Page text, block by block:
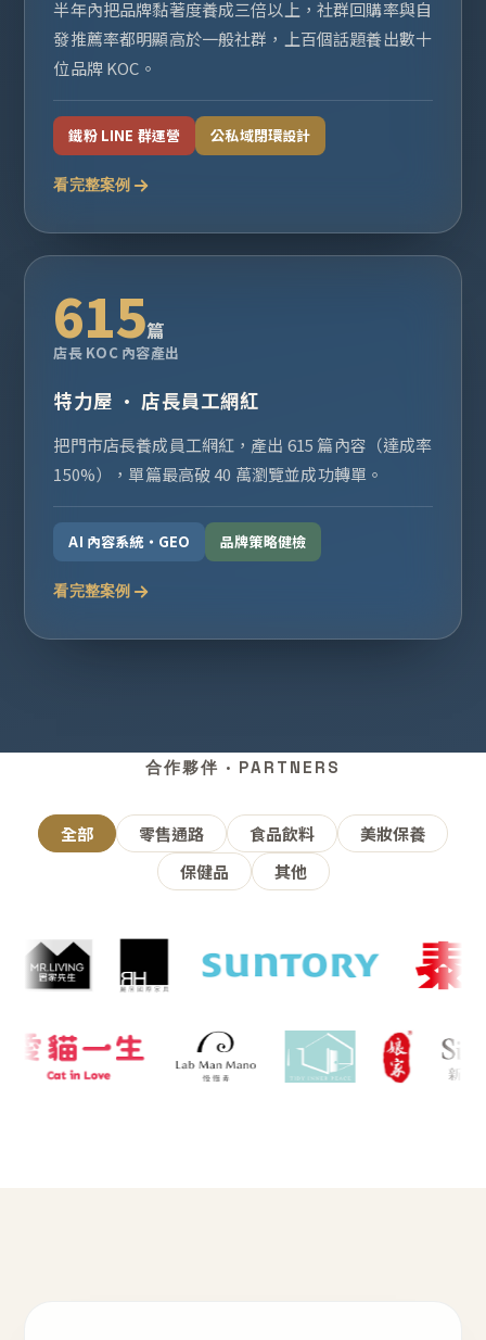
半年內把品牌黏著度養成三倍以上，社群回購率與自
發推薦率都明顯高於一般社群，上百個話題養出數十
位品牌 KOC。
鐵粉 LINE 群運營 公私域閉環設計
看完整案例
615篇
店長 KOC 內容產出
特力屋 · 店長員工網紅
把門市店長養成員工網紅，產出 615 篇內容（達成率
150%），單篇最高破 40 萬瀏覽並成功轉單。
AI 內容系統・GEO 品牌策略健檢
看完整案例
合作夥伴 · PARTNERS
全部 零售通路 食品飲料
美妝保養
保健品
其他